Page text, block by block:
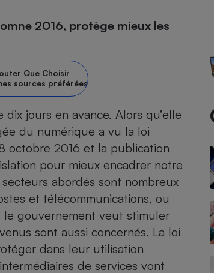
2016, protège mieux les
Que Choisir
sources préférées
jours en avance. Alors qu’elle
du numérique a vu la loi
octobre 2016 et la publication
pour mieux encadrer notre
abordés sont ­nombreux
et télécommunications, ou
le gouvernement veut stimuler
sont aussi concernés. La loi
dans leur utilisation
de services vont
courts et
locale
en ligne
Panneaux
haute
d’opticiens
santé
- Pompes
funèbres
- Produit
pour bébé